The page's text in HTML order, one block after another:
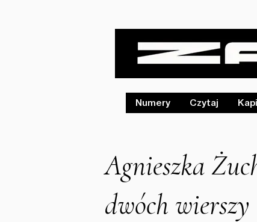
Numery Czytaj
Agnieszka
dwóch wierszy